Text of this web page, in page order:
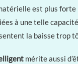
est plus
à une telle
la baisse trop
mérite aussi